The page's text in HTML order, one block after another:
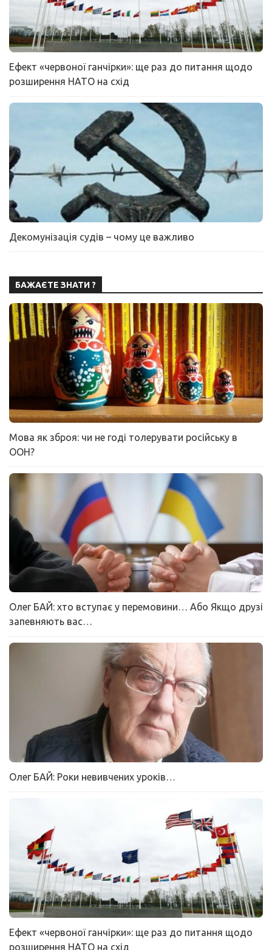
Ефект «червоної ганчірки»: ще раз до питання щодо
розширення НАТО на схід
Декомунізація судів – чому це важливо
БАЖАЄТЕ ЗНАТИ ?
Мова як зброя: чи не годі толерувати російську в
ООН?
Олег БАЙ: хто вступає у перемовини… Або Якщо друзі
запевняють вас…
Олег БАЙ: Роки невивчених уроків…
Ефект «червоної ганчірки»: ще раз до питання щодо
розширення НАТО на схід